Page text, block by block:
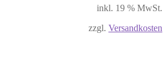
inkl. 19 % MwSt.
zzgl. Versandkosten